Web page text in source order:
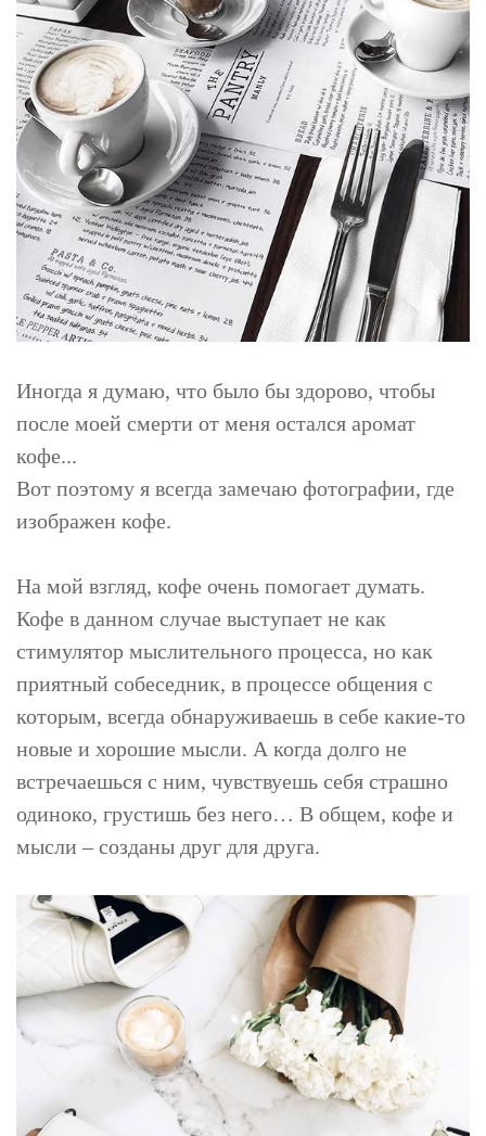
Иногда я думаю, что было бы здорово, чтобы
после моей смерти от меня остался аромат
кофе...
Вот поэтому я всегда замечаю фотографии, где
изображен кофе.
На мой взгляд, кофе очень помогает думать.
Кофе в данном случае выступает не как
стимулятор мыслительного процесса, но как
приятный собеседник, в процессе общения с
которым, всегда обнаруживаешь в себе какие-то
новые и хорошие мысли. А когда долго не
встречаешься с ним, чувствуешь себя страшно
одиноко, грустишь без него… В общем, кофе и
мысли – созданы друг для друга.